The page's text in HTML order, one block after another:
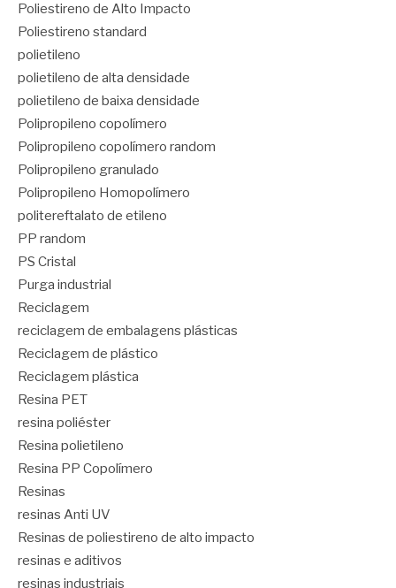
Poliestireno de Alto Impacto
Poliestireno standard
polietileno
polietileno de alta densidade
polietileno de baixa densidade
Polipropileno copolímero
Polipropileno copolímero random
Polipropileno granulado
Polipropileno Homopolímero
politereftalato de etileno
PP random
PS Cristal
Purga industrial
Reciclagem
reciclagem de embalagens plásticas
Reciclagem de plástico
Reciclagem plástica
Resina PET
resina poliéster
Resina polietileno
Resina PP Copolímero
Resinas
resinas Anti UV
Resinas de poliestireno de alto impacto
resinas e aditivos
resinas industriais